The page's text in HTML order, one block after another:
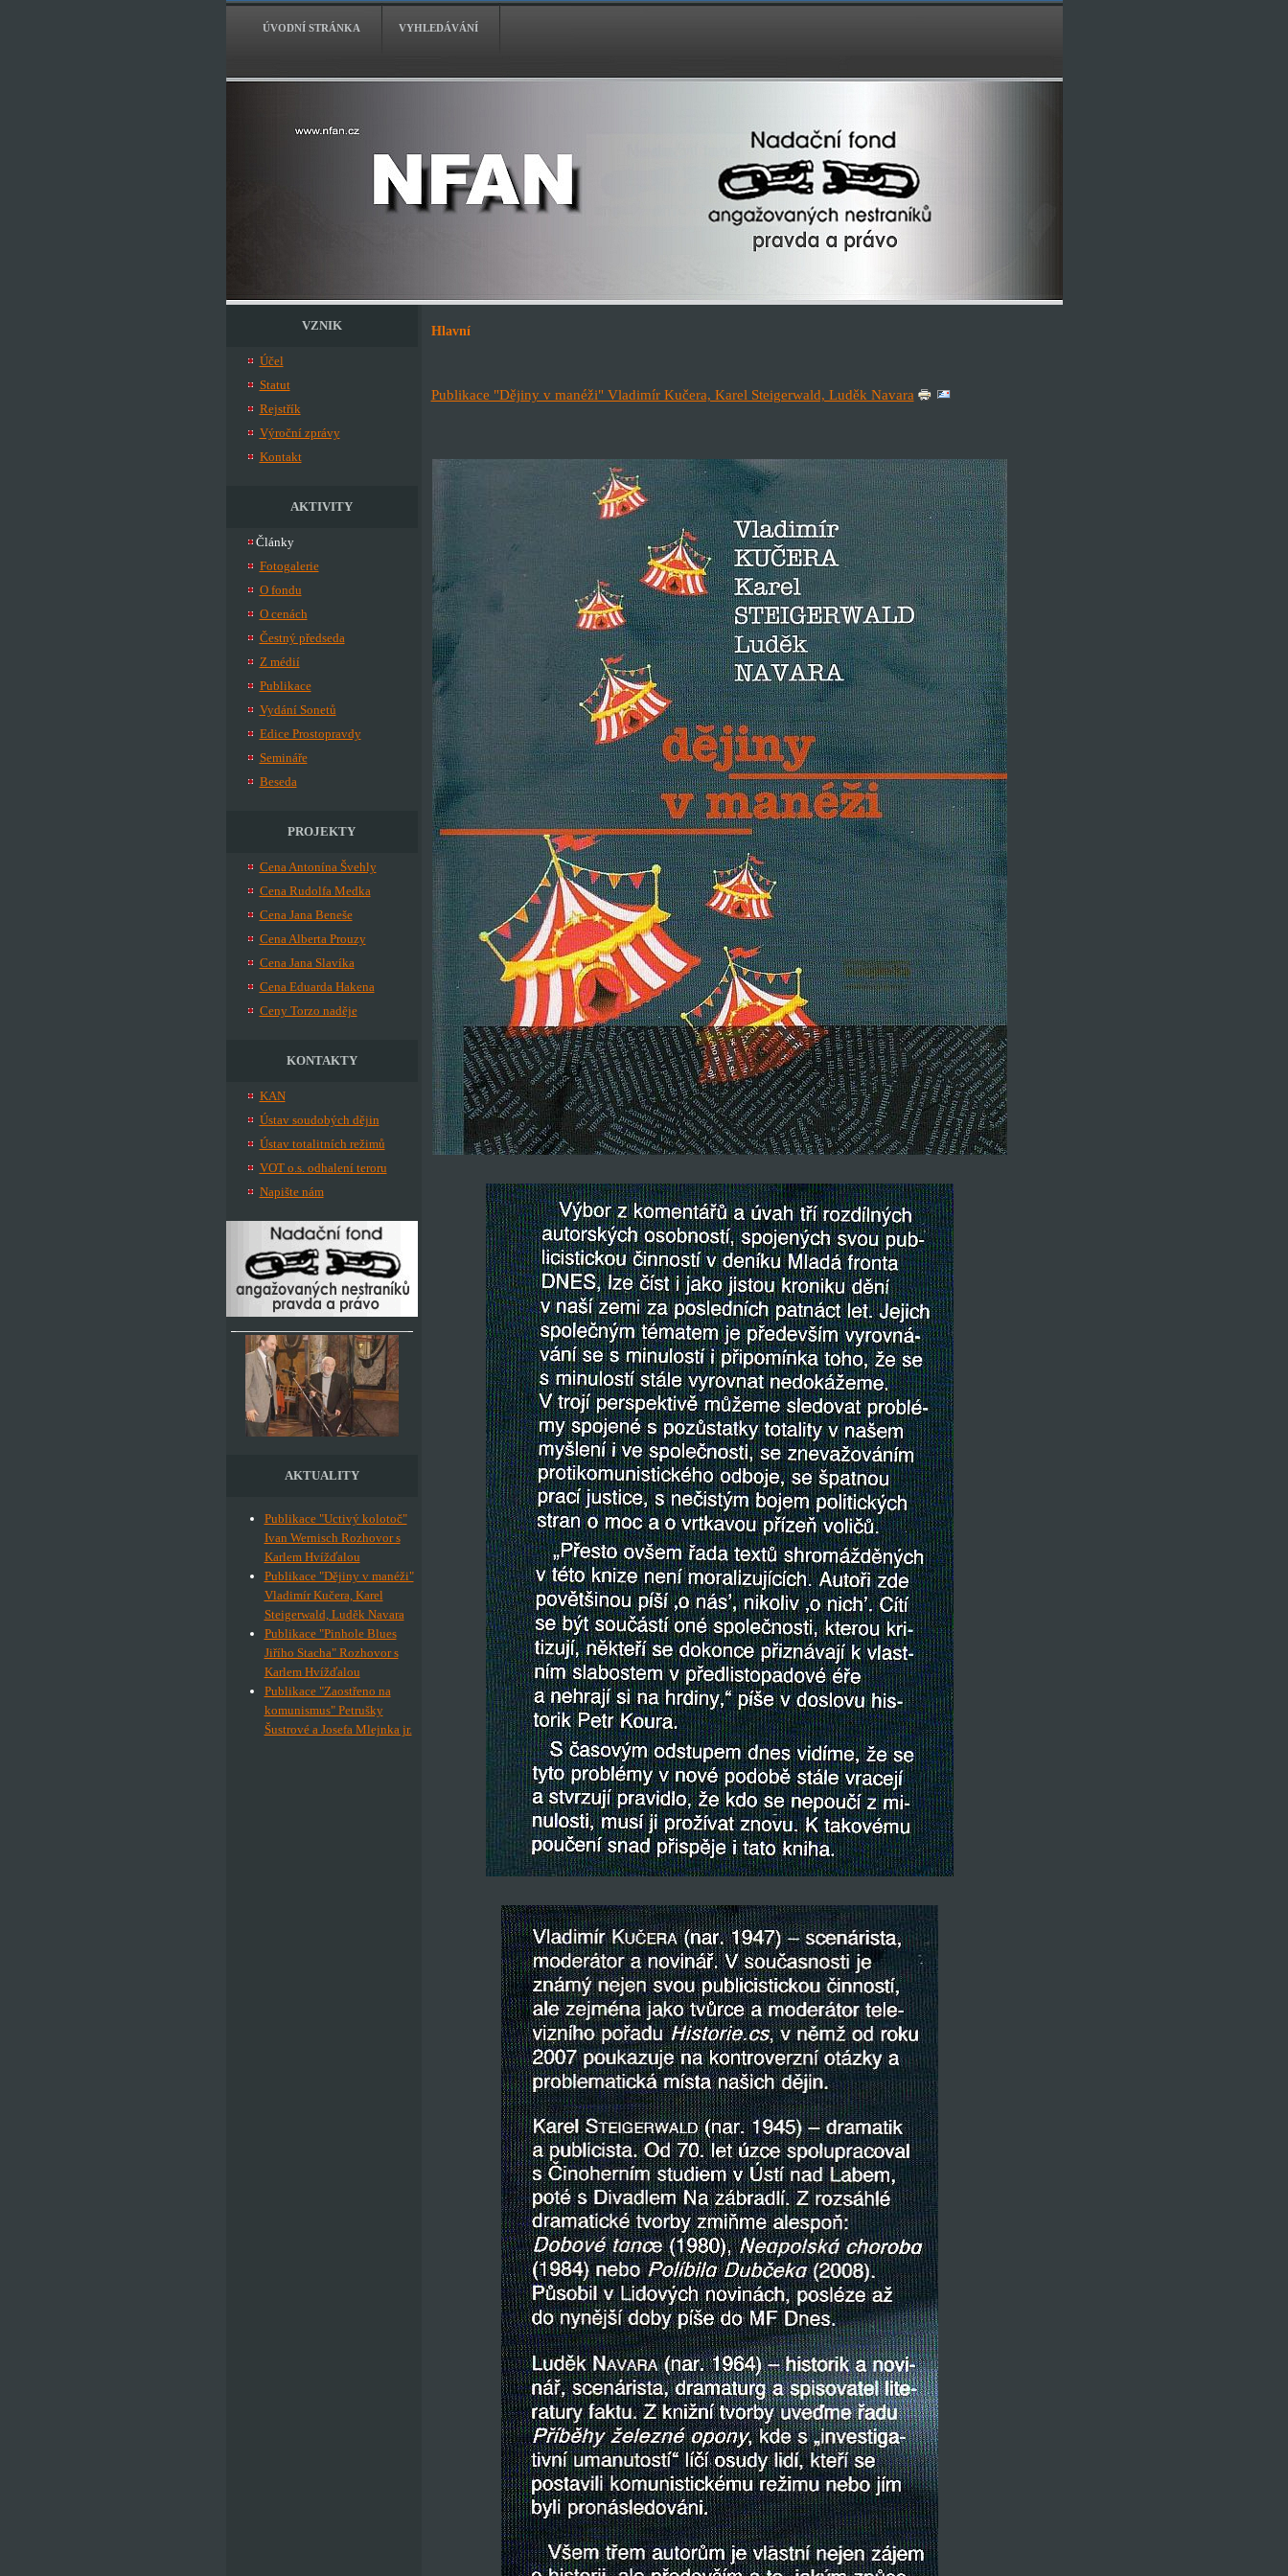
ÚVODNÍ STRÁNKA VYHLEDÁVÁNÍ
VZNIK
Účel
Statut
Rejstřík
Výroční zprávy
Kontakt
AKTIVITY
Články
Fotogalerie
O fondu
O cenách
Čestný předseda
Z médií
Publikace
Vydání Sonetů
Edice Prostopravdy
Semináře
Beseda
PROJEKTY
Cena Antonína Švehly
Cena Rudolfa Medka
Cena Jana Beneše
Cena Alberta Prouzy
Cena Jana Slavíka
Cena Eduarda Hakena
Ceny Torzo naděje
KONTAKTY
KAN
Ústav soudobých dějin
Ústav totalitních režimů
VOT o.s. odhalení teroru
Napište nám
AKTUALITY
Publikace "Uctivý kolotoč"
Ivan Wernisch Rozhovor s
Karlem Hvížďalou
Publikace "Dějiny v manéži"
Vladimír Kučera, Karel
Steigerwald, Luděk Navara
Publikace "Pinhole Blues
Jiřího Stacha" Rozhovor s
Karlem Hvížďalou
Publikace "Zaostřeno na
komunismus" Petrušky
Šustrové a Josefa Mlejnka jr.
Hlavní
Publikace "Dějiny v manéži" Vladimír Kučera, Karel Steigerwald, Luděk Navara